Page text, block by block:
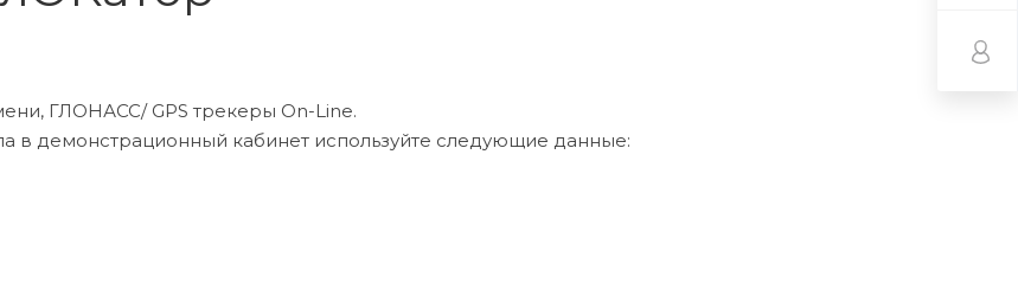
ГЛОНАСС/ GPS трекеры On-Line.
в демонстрационный кабинет используйте следующие данные: